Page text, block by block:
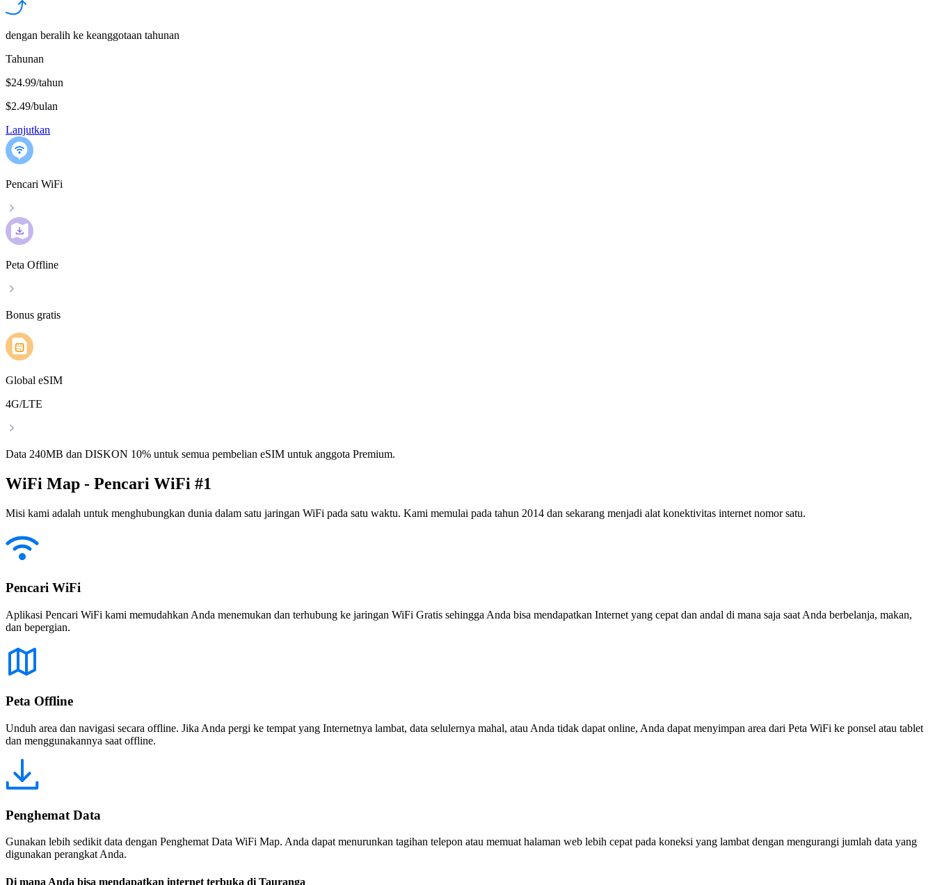
dengan beralih ke keanggotaan tahunan
Tahunan
$24.99/tahun
$2.49/bulan
Lanjutkan
Pencari WiFi
Peta Offline
Bonus gratis
Global eSIM
4G/LTE
Data 240MB dan DISKON 10% untuk semua pembelian eSIM untuk anggota Premium.
WiFi Map - Pencari WiFi #1
Misi kami adalah untuk menghubungkan dunia dalam satu jaringan WiFi pada satu waktu. Kami memulai pada tahun 2014 dan sekarang menjadi alat konektivitas internet nomor satu.
Pencari WiFi
Aplikasi Pencari WiFi kami memudahkan Anda menemukan dan terhubung ke jaringan WiFi Gratis sehingga Anda bisa mendapatkan Internet yang cepat dan andal di mana saja saat Anda berbelanja, makan,
dan bepergian.
Peta Offline
Unduh area dan navigasi secara offline. Jika Anda pergi ke tempat yang Internetnya lambat, data selulernya mahal, atau Anda tidak dapat online, Anda dapat menyimpan area dari Peta WiFi ke ponsel atau tablet
dan menggunakannya saat offline.
Penghemat Data
Gunakan lebih sedikit data dengan Penghemat Data WiFi Map. Anda dapat menurunkan tagihan telepon atau memuat halaman web lebih cepat pada koneksi yang lambat dengan mengurangi jumlah data yang
digunakan perangkat Anda.
Di mana Anda bisa mendapatkan internet terbuka di Tauranga